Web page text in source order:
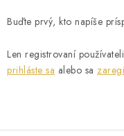
Buďte prvý, kto napíše
Len registrovaní
prihláste sa alebo sa